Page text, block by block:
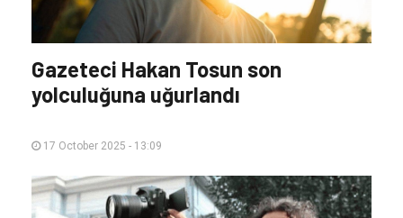
Gazeteci Hakan Tosun son
yolculuğuna uğurlandı
17 October 2025 - 13:09